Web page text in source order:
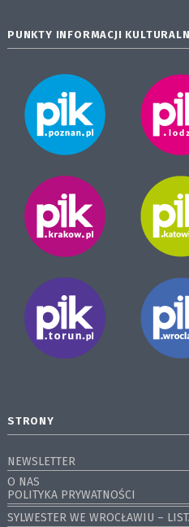
PUNKTY INFORMACJI
STRONY
NEWSLETTER
O NAS
POLITYKA PRYWATNOŚCI
SYLWESTER WE WROCŁAWIU –